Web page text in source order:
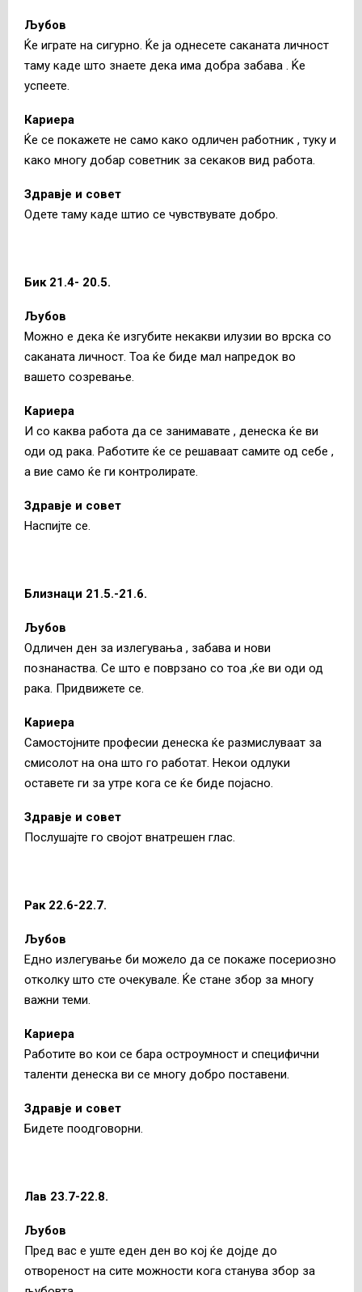
Љубов
Ќе играте на сигурно. Ќе ја однесете саканата личност
таму каде што знаете дека има добра забава . Ќе
успеете.
Кариера
Ќе се покажете не само како одличен работник , туку и
како многу добар советник за секаков вид работа.
Здравје и совет
Одете таму каде штио се чувствувате добро.
Бик 21.4- 20.5.
Љубов
Можно е дека ќе изгубите некакви илузии во врска со
саканата личност. Тоа ќе биде мал напредок во
вашето созревање.
Кариера
И со каква работа да се занимавате , денеска ќе ви
оди од рака. Работите ќе се решаваат самите од себе ,
а вие само ќе ги контролирате.
Здравје и совет
Наспијте се.
Близнаци 21.5.-21.6.
Љубов
Одличен ден за излегувања , забава и нови
познанаства. Се што е поврзано со тоа ,ќе ви оди од
рака. Придвижете се.
Кариера
Самостојните професии денеска ќе размислуваат за
смисолот на она што го работат. Некои одлуки
оставете ги за утре кога се ќе биде појасно.
Здравје и совет
Послушајте го својот внатрешен глас.
Рак 22.6-22.7.
Љубов
Едно излегување би можело да се покаже посериозно
отколку што сте очекувале. Ќе стане збор за многу
важни теми.
Кариера
Работите во кои се бара остроумност и специфични
таленти денеска ви се многу добро поставени.
Здравје и совет
Бидете поодговорни.
Лав 23.7-22.8.
Љубов
Пред вас е уште еден ден во кој ќе дојде до
отвореност на сите можности кога станува збор за